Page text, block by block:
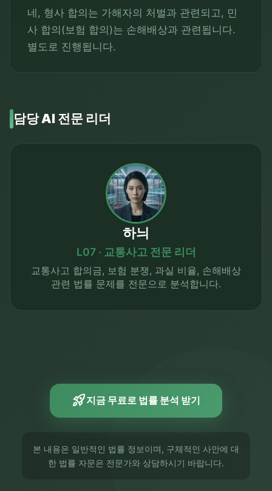
네, 형사 합의는 가해자의 처벌과 관련되고, 민
사 합의(보험 합의)는 손해배상과 관련됩니다.
별도로 진행됩니다.
담당 AI 전문 리더
하늬
L07 · 교통사고 전문 리더
교통사고 합의금, 보험 분쟁, 과실 비율, 손해배상
관련 법률 문제를 전문으로 분석합니다.
rocket_launch지금 무료로 법률 분석 받기
본 내용은 일반적인 법률 정보이며, 구체적인 사안에 대
한 법률 자문은 전문가와 상담하시기 바랍니다.